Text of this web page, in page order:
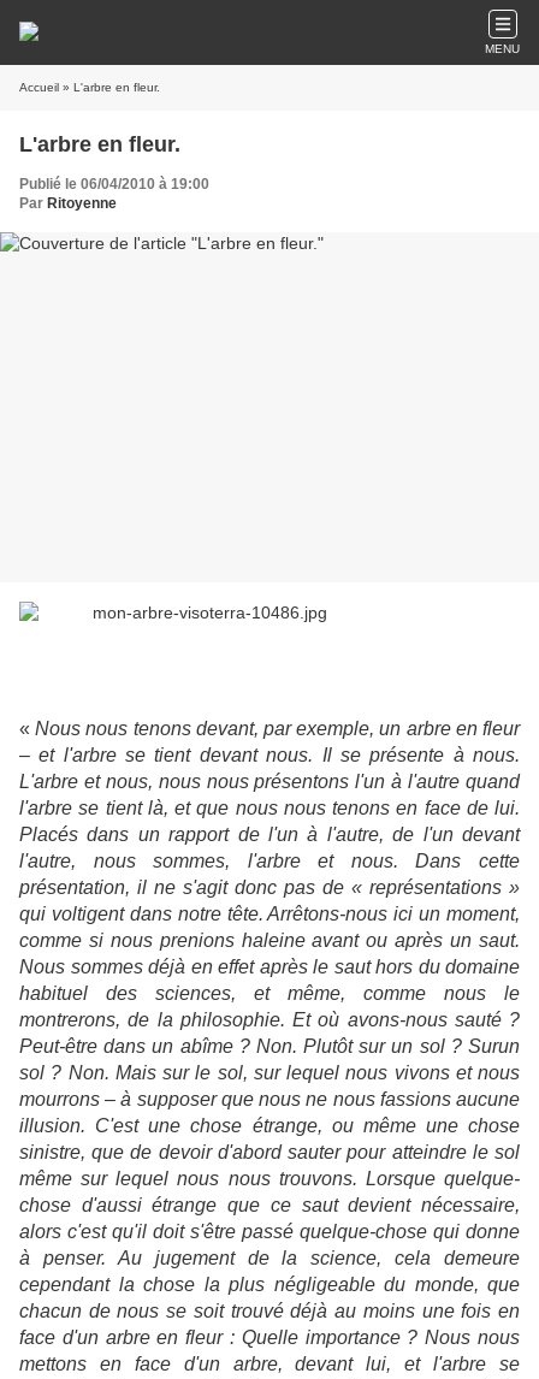
MENU
Accueil » L'arbre en fleur.
L'arbre en fleur.
Publié le 06/04/2010 à 19:00
Par Ritoyenne
«Nous nous tenons devant, par exemple, un arbre en fleur
– et l'arbre se tient devant nous. Il se présente à nous.
L'arbre et nous, nous nous présentons l'un à l'autre quand
l'arbre se tient là, et que nous nous tenons en face de lui.
Placés dans un rapport de l'un à l'autre, de l'un devant
l'autre, nous sommes, l'arbre et nous. Dans cette
présentation, il ne s'agit donc pas de « représentations »
qui voltigent dans notre tête. Arrêtons-nous ici un moment,
comme si nous prenions haleine avant ou après un saut.
Nous sommes déjà en effet après le saut hors du domaine
habituel des sciences, et même, comme nous le
montrerons, de la philosophie. Et où avons-nous sauté ?
Peut-être dans un abîme ? Non. Plutôt sur un sol ? Surun
sol ? Non. Mais sur le sol, sur lequel nous vivons et nous
mourrons – à supposer que nous ne nous fassions aucune
illusion. C'est une chose étrange, ou même une chose
sinistre, que de devoir d'abord sauter pour atteindre le sol
même sur lequel nous nous trouvons. Lorsque quelque-
chose d'aussi étrange que ce saut devient nécessaire,
alors c'est qu'il doit s'être passé quelque-chose qui donne
à penser. Au jugement de la science, cela demeure
cependant la chose la plus négligeable du monde, que
chacun de nous se soit trouvé déjà au moins une fois en
face d'un arbre en fleur : Quelle importance ? Nous nous
mettons en face d'un arbre, devant lui, et l'arbre se